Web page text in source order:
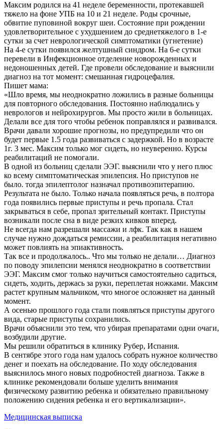
Максим родился на 41 неделе беременности, протекавшей
тяжело на фоне УПБ на 10 и 21 неделе. Роды срочные,
обвитие пуповиной вокруг шеи. Состояние при рождении
удовлетворительное с ухудшением до среднетяжелого в 1-е
сутки за счет неврологической симптоматики (угнетение)
На 4-е сутки появился желтушный синдром. На 6-е сутки
перевели в Инфекционное отделение новорожденных и
недоношенных детей. Где провели обследование и выяснили
диагноз на тот момент: смешанная гидроцефалия.
Пишет мама:
«Шло время, мы неоднократно ложились в разные больницы
для повторного обследования. Постоянно наблюдались у
неврологов и нейрохирургов. Мы просто жили в больницах.
Делали все для того чтобы ребенок поправлялся и развивался.
Врачи давали хорошие прогнозы, но предупредили что он
будет первые 1.5 года развиваться с задержкой. Но в возрасте
1г. 3 мес. Максим только мог сидеть, но неуверенно. Курсы
реабилитаций не помогали.
В одной из больниц сделали ЭЭГ. выяснили что у него плюс
ко всему симптоматическая эпилепсия. Но приступов не
было. тогда эпилептолог назначал противоэпитерапию.
Результата не было. Только начала появляться речь, в полтора
года появились первые приступы и речь пропала. Стал
закрываться в себе, пропал зрительный контакт. Приступы
возникали после сна в виде резких кивков вперед.
Не всегда нам разрешали массажи и лфк. Так как в нашем
случае нужно дождаться ремиссии, а реабилитация негативно
может повлиять на эпиактивность.
Так все и продолжалось.. Что мы только не делали… Диагноз
по поводу эпилепсии менялся неоднократно в соответствии
ЭЭГ. Максим смог только научиться самостоятельно садиться,
сидеть, ходить, держась за руки, переплетая ножками. Максим
растет крупным мальчиком, что многое осложняет на данный
момент.
А осенью прошлого года стали появляться приступы другого
вида, старые приступы сохранились.
Врачи объяснили это тем, что убирая препаратами одни очаги,
возбудили другие.
Мы решили обратиться в клинику Рубер, Испания.
В сентябре этого года нам удалось собрать нужное количество
денег и поехать на обследование. По ходу обследования
выяснилось много новых подробностей диагноза. Также в
клинике рекомендовали больше уделить внимания
физическому развитию ребенка и обязательно правильному
положению сидения ребенка и его вертикализации».
Медицинская выписка